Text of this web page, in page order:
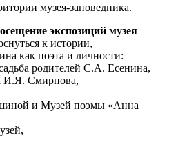
музея-заповедника.
экспозиций музея —
к истории,
как поэта и личности:
родителей С.А. Есенина,
И.Я. Смирнова,
и Музей поэмы «Анна